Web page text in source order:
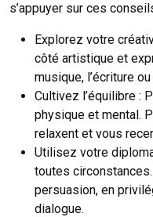
s’appuyer sur ces
Explorez votre
côté artistique et
musique, l’écriture
Cultivez l’équilibre :
physique et mental.
relaxent et vous
Utilisez votre
toutes
persuasion, en
dialogue.